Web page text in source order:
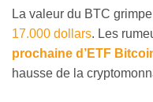
La valeur du BTC grimpe
17.000 dollars. Les
prochaine d’ETF
hausse de la